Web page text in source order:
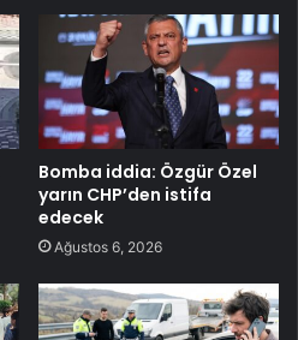
Bomba iddia: Özgür Özel
yarın CHP’den istifa
edecek
Ağustos 6, 2026